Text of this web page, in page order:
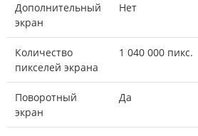
Дополнительный
экран
Нет
Количество
пикселей экрана
1 040 000 пикс.
Поворотный
экран
Да